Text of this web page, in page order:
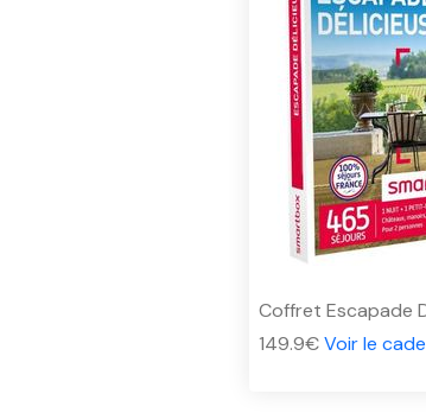
Coffret Escapade
149.9€Voir le